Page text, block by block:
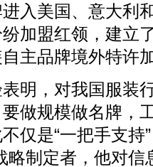
入美国、意大利
加盟红领，建立
主品牌境外特许
，对我国服装
做规模做名牌，
仅是“一把手支持
略制定者，他对